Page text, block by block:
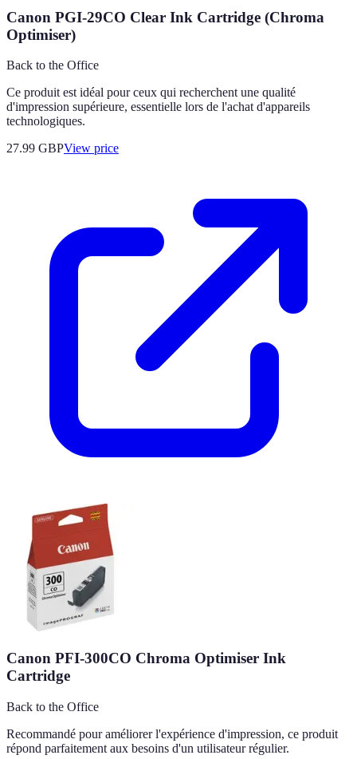
Canon PGI-29CO Clear Ink Cartridge (Chroma
Optimiser)
Back to the Office
Ce produit est idéal pour ceux qui recherchent une qualité
d'impression supérieure, essentielle lors de l'achat d'appareils
technologiques.
27.99 GBPView price
Canon PFI-300CO Chroma Optimiser Ink
Cartridge
Back to the Office
Recommandé pour améliorer l'expérience d'impression, ce produit
répond parfaitement aux besoins d'un utilisateur régulier.